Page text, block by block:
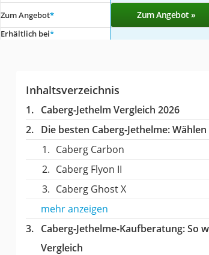
Zum Angebot* Zum Angebot »
Erhältlich bei*
Inhaltsverzeichnis
Caberg-Jethelm Vergleich 2026
Die besten Caberg-Jethelme:Wählen
Caberg Carbon
Caberg Flyon II
Caberg Ghost X
mehr anzeigen
Caberg-Jethelme-Kaufberatung: So
Vergleich